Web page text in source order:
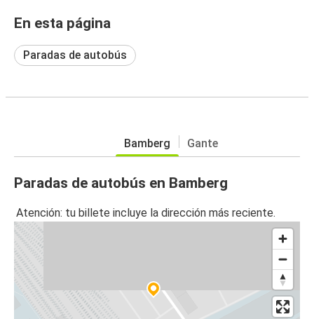
En esta página
Paradas de autobús
Bamberg Gante
Paradas de autobús en Bamberg
Atención: tu billete incluye la dirección más reciente.